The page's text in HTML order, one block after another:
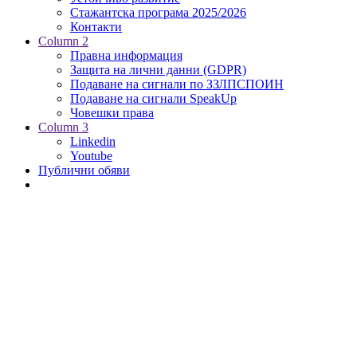
Стажантска програма 2025/2026
Контакти
Column 2
Правна информация
Защита на лични данни (GDPR)
Подаване на сигнали по ЗЗЛПСПОИН
Подаване на сигнали SpeakUp
Човешки права
Column 3
Linkedin
Youtube
Публични обяви